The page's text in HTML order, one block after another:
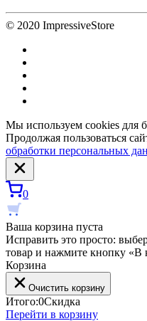
© 2020 ImpressiveStore
Мы используем cookies для
Продолжая пользоваться
обработки персональных
0
Ваша корзина пуста
Исправить это просто:
товар и нажмите кнопку «В
Корзина
Очистить корзину
Итого:0Скидка
Перейти в корзину